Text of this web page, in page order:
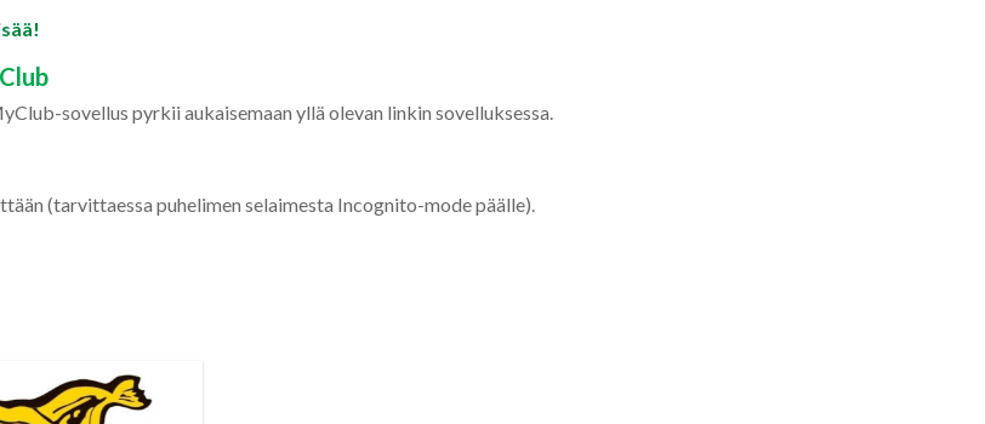
sovellus pyrkii aukaisemaan yllä olevan linkin sovelluksessa.
(tarvittaessa puhelimen selaimesta Incognito-mode päälle).